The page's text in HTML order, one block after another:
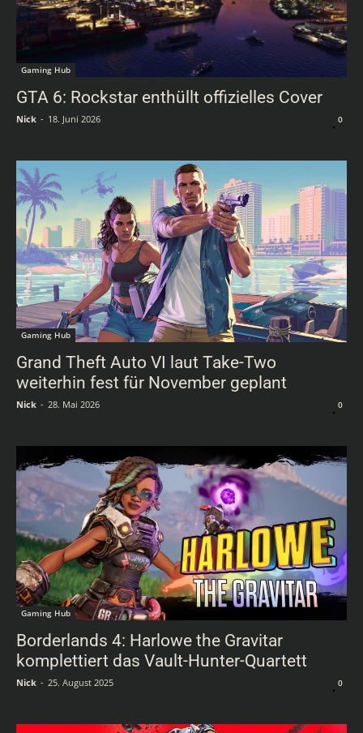
Gaming Hub
GTA 6: Rockstar enthüllt offizielles Cover
Nick - 18. Juni 2026 0
Gaming Hub
Grand Theft Auto VI laut Take-Two
weiterhin fest für November geplant
Nick - 28. Mai 2026 0
Gaming Hub
Borderlands 4: Harlowe the Gravitar
komplettiert das Vault-Hunter-Quartett
Nick - 25. August 2025 0